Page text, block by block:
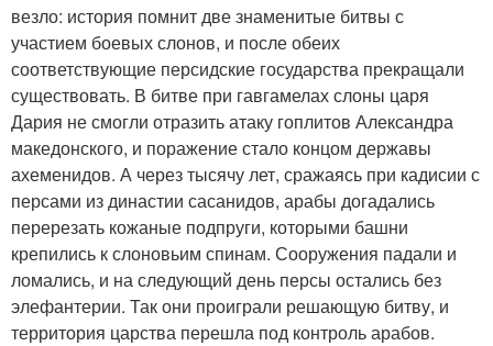
везло: история помнит две знаменитые битвы с
участием боевых слонов, и после обеих
соответствующие персидские государства прекращали
существовать. В битве при гавгамелах слоны царя
Дария не смогли отразить атаку гоплитов Александра
македонского, и поражение стало концом державы
ахеменидов. А через тысячу лет, сражаясь при кадисии с
персами из династии сасанидов, арабы догадались
перерезать кожаные подпруги, которыми башни
крепились к слоновьим спинам. Сооружения падали и
ломались, и на следующий день персы остались без
элефантерии. Так они проиграли решающую битву, и
территория царства перешла под контроль арабов.